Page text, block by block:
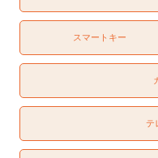
スマートキー
テ